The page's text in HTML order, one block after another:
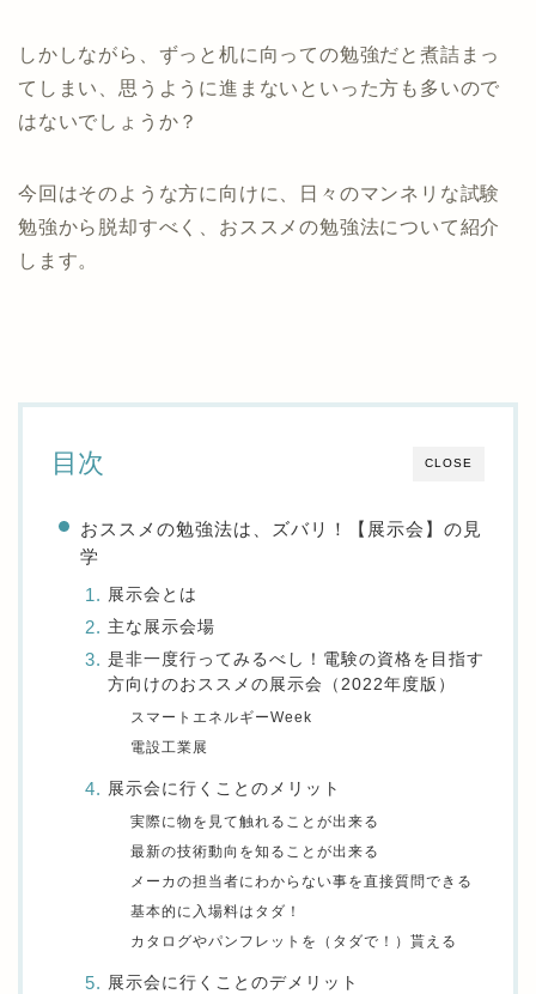
しかしながら、ずっと机に向っての勉強だと煮詰まっ
てしまい、思うように進まないといった方も多いので
はないでしょうか？
今回はそのような方に向けに、日々のマンネリな試験
勉強から脱却すべく、おススメの勉強法について紹介
します。
CLOSE
目次
おススメの勉強法は、ズバリ！【展示会】の見
学
展示会とは
主な展示会場
是非一度行ってみるべし！電験の資格を目指す
方向けのおススメの展示会（2022年度版）
スマートエネルギーWeek
電設工業展
展示会に行くことのメリット
実際に物を見て触れることが出来る
最新の技術動向を知ることが出来る
メーカの担当者にわからない事を直接質問できる
基本的に入場料はタダ！
カタログやパンフレットを（タダで！）貰える
展示会に行くことのデメリット